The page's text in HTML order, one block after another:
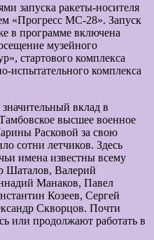
запуска ракеты-носителя
«Прогресс МС-28». Запуск
в программе включена
музейного
стартового комплекса
испытательного комплекса
вклад в
высшее военное
Расковой за свою
сотни летчиков. Здесь
имена известны всему
Шаталов, Валерий
Манаков, Павел
Козеев, Сергей
Скворцов. Почти
или продолжают работать в